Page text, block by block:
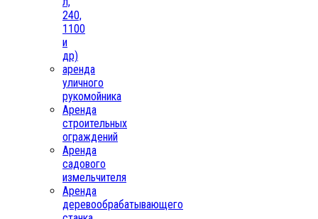
240,
1100
и
др)
аренда
уличного
рукомойника
Аренда
строительных
ограждений
Аренда
садового
измельчителя
Аренда
деревообрабатывающего